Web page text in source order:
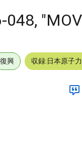
復興 収録:日本原子